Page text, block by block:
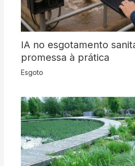
IA no esgotamento
promessa à prática
Esgoto